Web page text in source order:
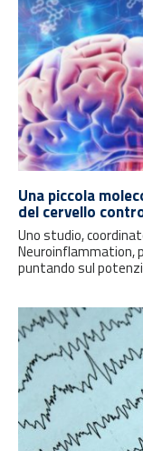
Una piccola
del cervello
Uno studio,
Neuroinflammation,
puntando sul